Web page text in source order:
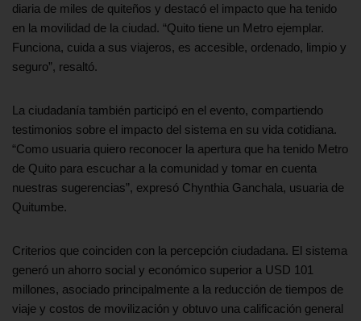
diaria de miles de quiteños y destacó el impacto que ha tenido
en la movilidad de la ciudad. “Quito tiene un Metro ejemplar.
Funciona, cuida a sus viajeros, es accesible, ordenado, limpio y
seguro”, resaltó.
La ciudadanía también participó en el evento, compartiendo
testimonios sobre el impacto del sistema en su vida cotidiana.
“Como usuaria quiero reconocer la apertura que ha tenido Metro
de Quito para escuchar a la comunidad y tomar en cuenta
nuestras sugerencias”, expresó Chynthia Ganchala, usuaria de
Quitumbe.
Criterios que coinciden con la percepción ciudadana. El sistema
generó un ahorro social y económico superior a USD 101
millones, asociado principalmente a la reducción de tiempos de
viaje y costos de movilización y obtuvo una calificación general